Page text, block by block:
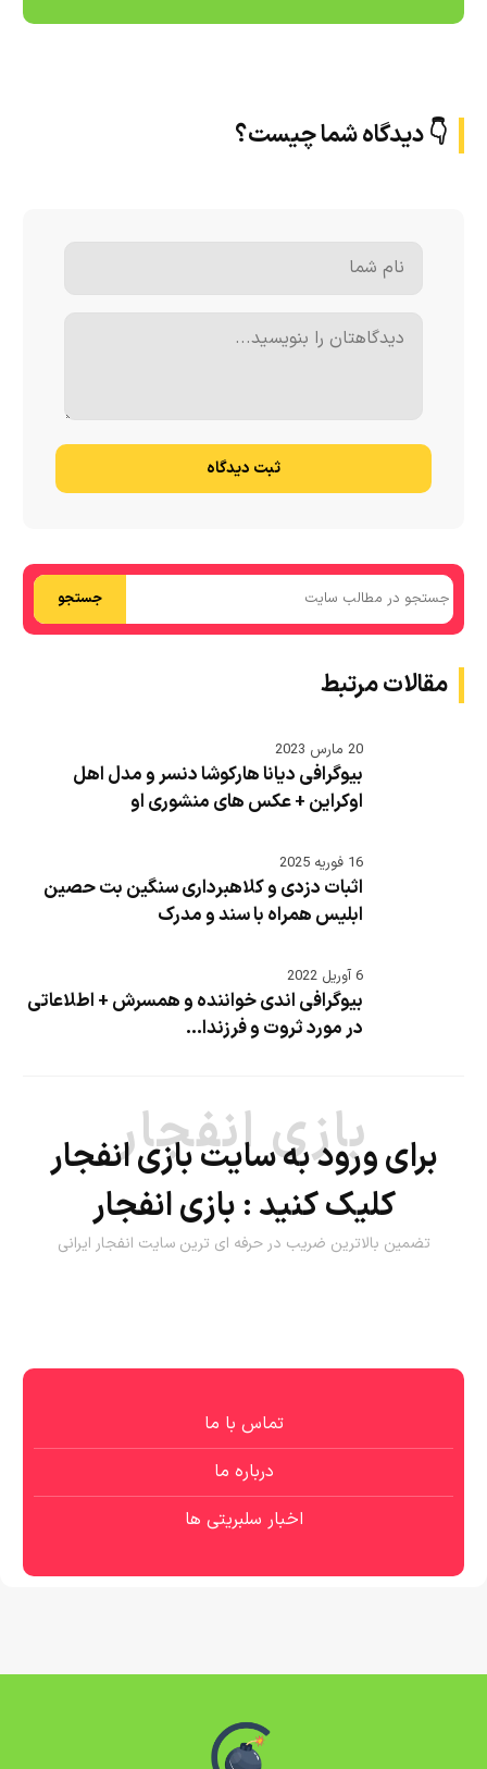
👇 دیدگاه شما چیست؟
ثبت دیدگاه
جستجو
مقالات مرتبط
20 مارس 2023
بیوگرافی دیانا هارکوشا دنسر و مدل اهل
اوکراین + عکس های منشوری او
16 فوریه 2025
اثبات دزدی و کلاهبرداری سنگین بت حصین
ابلیس همراه با سند و مدرک
6 آوریل 2022
بیوگرافی اندی خواننده و همسرش + اطلاعاتی
در مورد ثروت و فرزندا...
بازی انفجار
برای ورود به سایت بازی انفجار
کلیک کنید : بازی انفجار
تضمین بالاترین ضریب در حرفه ای ترین سایت انفجار ایرانی
تماس با ما
درباره ما
اخبار سلبریتی ها